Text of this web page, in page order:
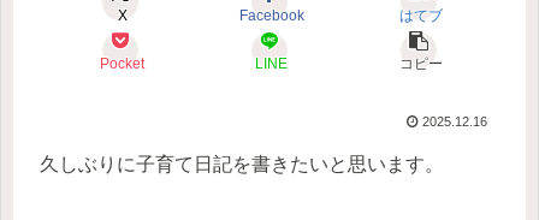
X Facebook はてブ
Pocket LINE コピー
2025.12.16
久しぶりに子育て日記を書きたいと思います。